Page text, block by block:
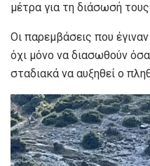
μέτρα για τη διάσωσή τους.
Οι παρεμβάσεις που
όχι μόνο να διασωθούν
σταδιακά να αυξηθεί ο